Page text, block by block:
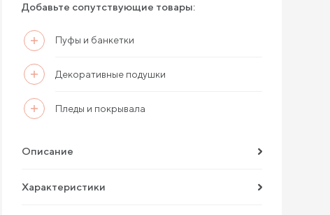
Добавьте сопутствующие товары:
Пуфы и банкетки
Декоративные подушки
Пледы и покрывала
Описание
Характеристики